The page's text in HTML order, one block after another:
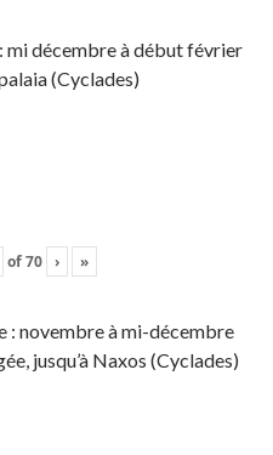
mi décembre à début février
(Cyclades)
of70 › »
: novembre à mi-décembre
jusqu’à Naxos (Cyclades)